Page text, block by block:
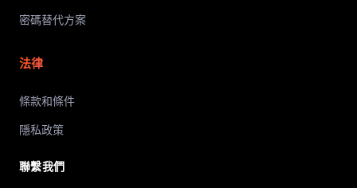
密碼替代方案
法律
條款和條件
隱私政策
聯繫我們